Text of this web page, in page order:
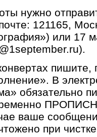
нужно
121165,
или 17
пишите,
В
обязательно
ваше
при